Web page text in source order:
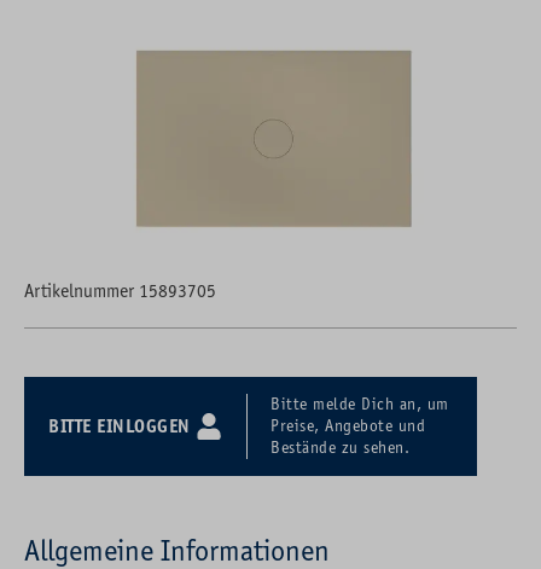
Artikelnummer 15893705
BITTE EINLOGGEN
Bitte melde Dich an, um
Preise, Angebote und
Bestände zu sehen.
Allgemeine Informationen